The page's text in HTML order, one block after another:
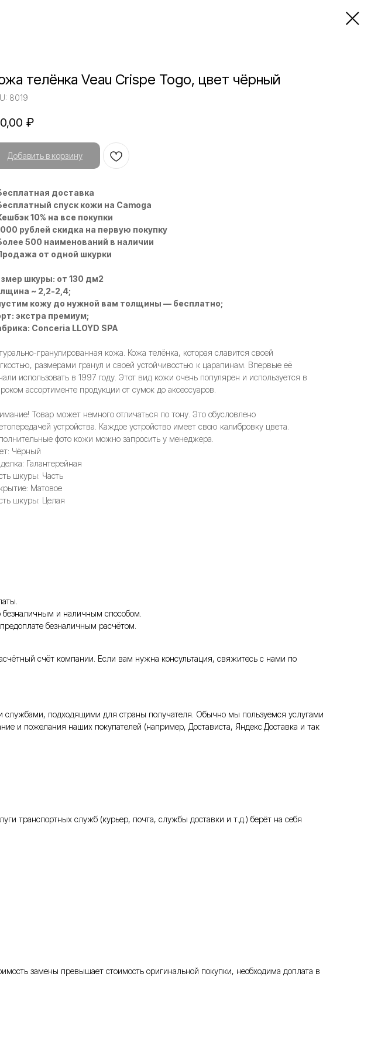
телёнка Veau Crispe Togo, цвет чёрный
8019
₽
Добавить в корзину
доставка
спуск кожи на Camoga
10% на все покупки
рублей скидка на первую покупку
500 наименований в наличии
от одной шкурки
шкуры: от 130 дм2
~ 2,2-2,4;
кожу до нужной вам толщины — бесплатно;
экстра премиум;
Conceria LLOYD SPA
гранулированная кожа. Кожа телёнка, которая славится своей
размерами гранул и своей устойчивостью к царапинам. Впервые её
использовать в 1997 году. Этот вид кожи очень популярен и используется в
ассортименте продукции от сумок до аксессуаров.
Товар может немного отличаться по тону. Это обусловлено
устройства. Каждое устройство имеет свою калибровку цвета.
фото кожи можно запросить у менеджера.
Чёрный
Галантерейная
шкуры: Часть
Матовое
шкуры: Целая
и наличным способом.
безналичным расчётом.
счёт компании. Если вам нужна консультация, свяжитесь с нами по
подходящими для страны получателя. Обычно мы пользуемся услугами
и пожелания наших покупателей (например, Достависта, Яндекс.Доставка и так
транспортных служб (курьер, почта, службы доставки и т.д.) берёт на себя
замены превышает стоимость оригинальной покупки, необходима доплата в